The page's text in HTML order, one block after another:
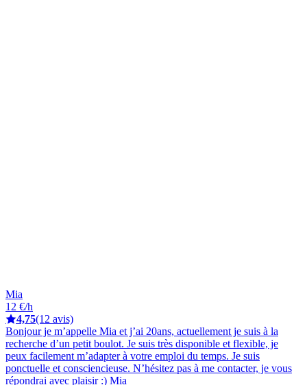
Mia
12 €/h
4,75(12 avis)
Bonjour je m’appelle Mia et j’ai 20ans, actuellement je suis à la
recherche d’un petit boulot. Je suis très disponible et flexible, je
peux facilement m’adapter à votre emploi du temps. Je suis
ponctuelle et consciencieuse. N’hésitez pas à me contacter, je vous
répondrai avec plaisir :) Mia